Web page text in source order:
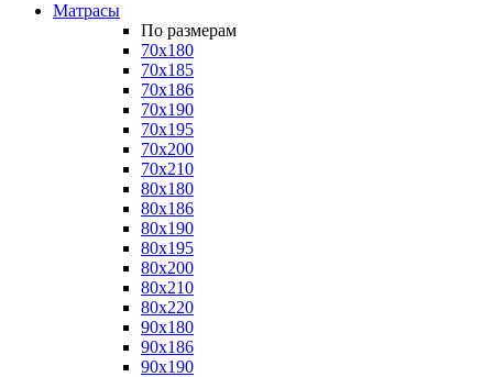
Матрасы
По размерам
70x180
70x185
70x186
70x190
70x195
70x200
70x210
80x180
80x186
80x190
80x195
80x200
80x210
80x220
90x180
90x186
90x190